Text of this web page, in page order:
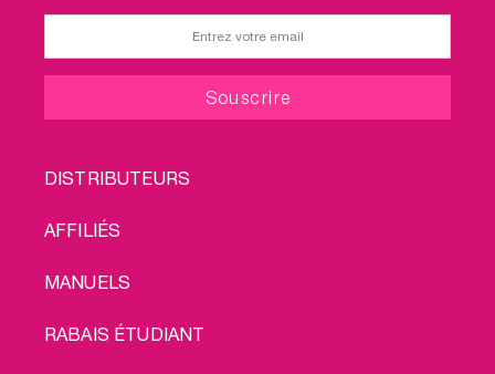
FOOTER
DISTRIBUTEURS
AFFILIÉS
MANUELS
RABAIS ÉTUDIANT